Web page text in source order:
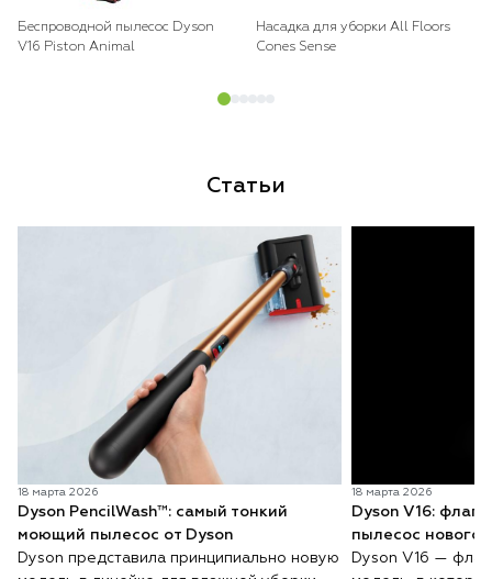
Беспроводной пылесос Dyson
V16 Piston Animal
Насадка для уборки All Floors
Cones Sense
Статьи
18 марта 2026
Dyson PencilWash™: самый тонкий
моющий пылесос от Dyson
Dyson представила принципиально новую
18 марта 2026
Dyson V16:
пылесос нового
Dyson V16 —